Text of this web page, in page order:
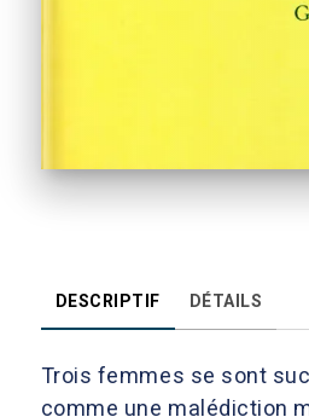
DESCRIPTIF DÉTAILS
Trois femmes se sont
comme une malédiction